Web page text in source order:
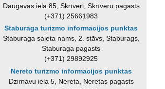
Daugavas iela 85, Skrīveri, Skrīveru pagasts
(+371) 25661983
Staburaga turizmo informacijos punktas
Staburaga saieta nams, 2. stāvs, Staburags,
Staburaga pagasts
(+371) 29892925
Nereto turizmo informacijos punktas
Dzirnavu iela 5, Nereta, Neretas pagasts